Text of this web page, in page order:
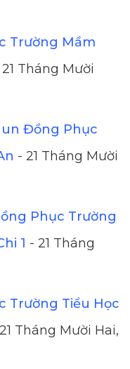
Trường Mầm
21 Tháng Mười
Đồng Phục
- 21 Tháng Mười
Phục Trường
1 - 21 Tháng
Trường Tiểu Học
Tháng Mười Hai,